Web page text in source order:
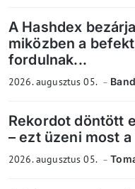
A Hashdex
miközben a
fordulnak...
2026. augusztus 05.
Rekordot döntött
– ezt üzeni most a
2026. augusztus 05.